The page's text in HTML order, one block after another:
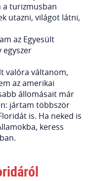
a turizmusban
utazni, világot látni,
az Egyesült
egyszer
valóra váltanom,
az amerikai
állomásait már
jártam többször
is. Ha neked is
keress